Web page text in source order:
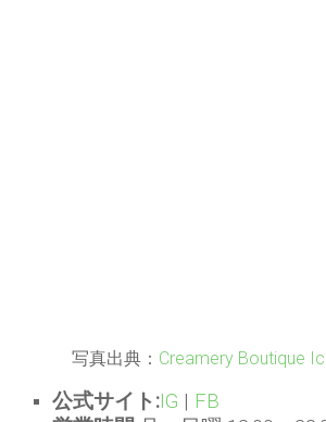
写真出典： Creamery Boutique
公式サイト:IG | FB